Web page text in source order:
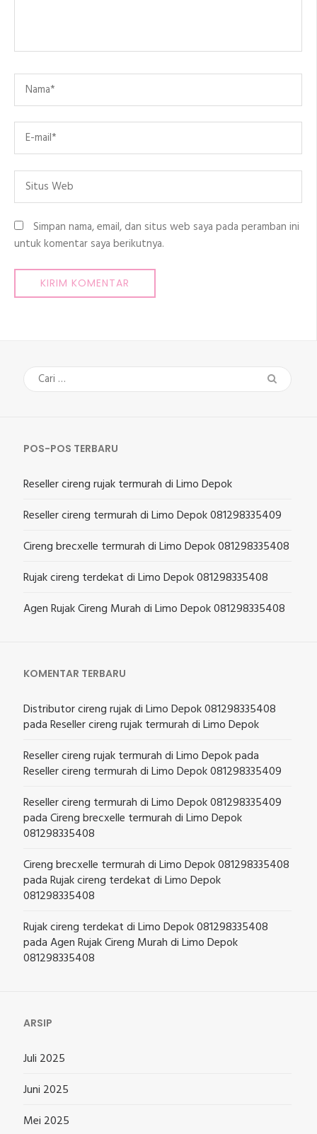
Name
Email
Situs
Web
Simpan nama, email, dan situs web saya pada peramban ini
untuk komentar saya berikutnya.
Cari
untuk:
POS-POS TERBARU
Reseller cireng rujak termurah di Limo Depok
Reseller cireng termurah di Limo Depok 081298335409
Cireng brecxelle termurah di Limo Depok 081298335408
Rujak cireng terdekat di Limo Depok 081298335408
Agen Rujak Cireng Murah di Limo Depok 081298335408
KOMENTAR TERBARU
Distributor cireng rujak di Limo Depok 081298335408
padaReseller cireng rujak termurah di Limo Depok
Reseller cireng rujak termurah di Limo Depokpada
Reseller cireng termurah di Limo Depok 081298335409
Reseller cireng termurah di Limo Depok 081298335409
padaCireng brecxelle termurah di Limo Depok
081298335408
Cireng brecxelle termurah di Limo Depok 081298335408
padaRujak cireng terdekat di Limo Depok
081298335408
Rujak cireng terdekat di Limo Depok 081298335408
padaAgen Rujak Cireng Murah di Limo Depok
081298335408
ARSIP
Juli 2025
Juni 2025
Mei 2025